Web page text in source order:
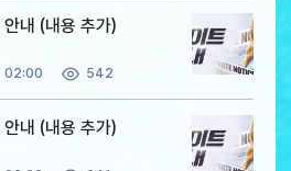
내 (내용 추가)
542
내 (내용 추가)